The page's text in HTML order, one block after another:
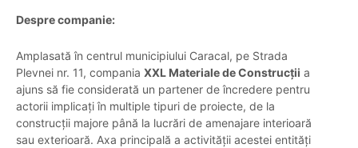
Despre companie:
Amplasată în centrul municipiului Caracal, pe Strada
Plevnei nr. 11, compania XXL Materiale de Construcții a
ajuns să fie considerată un partener de încredere pentru
actorii implicați în multiple tipuri de proiecte, de la
construcții majore până la lucrări de amenajare interioară
sau exterioară. Axa principală a activității acestei entități